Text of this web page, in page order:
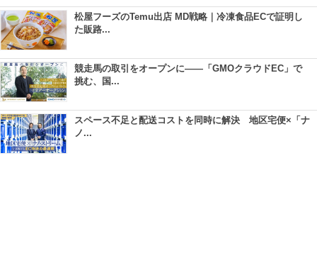
松屋フーズのTemu出店 MD戦略｜冷凍食品ECで証明し
た販路...
競走馬の取引をオープンに――「GMOクラウドEC」で
挑む、国...
スペース不足と配送コストを同時に解決 地区宅便×「ナ
ノ...